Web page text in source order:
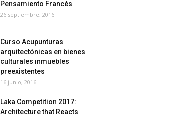
Pensamiento Francés
26 septiembre, 2016
Curso Acupunturas
arquitectónicas en bienes
culturales inmuebles
preexistentes
16 junio, 2016
Laka Competition 2017:
Architecture that Reacts